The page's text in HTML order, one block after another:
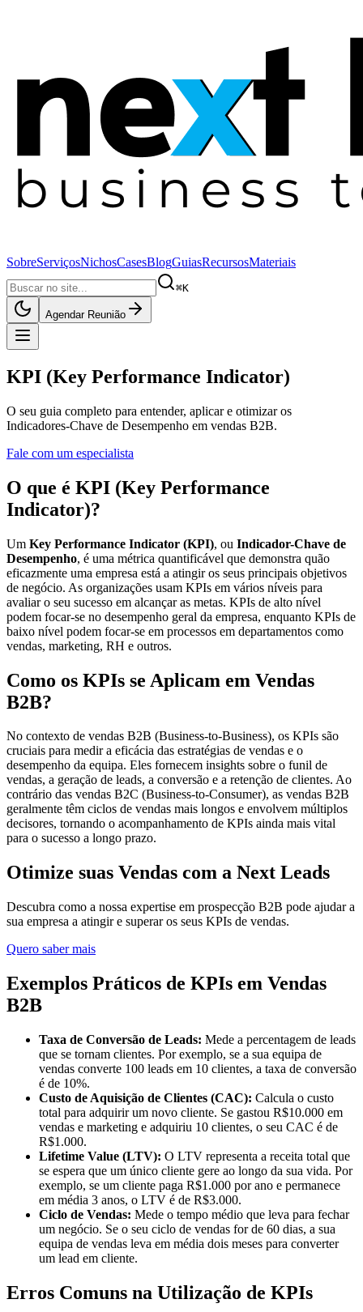
SobreServiçosNichosCasesBlogGuiasRecursosMateriais
⌘K
Agendar Reunião
KPI (Key Performance Indicator)
O seu guia completo para entender, aplicar e otimizar os
Indicadores-Chave de Desempenho em vendas B2B.
Fale com um especialista
O que é KPI (Key Performance
Indicator)?
Um Key Performance Indicator (KPI), ou Indicador-Chave de
Desempenho, é uma métrica quantificável que demonstra quão
eficazmente uma empresa está a atingir os seus principais objetivos
de negócio. As organizações usam KPIs em vários níveis para
avaliar o seu sucesso em alcançar as metas. KPIs de alto nível
podem focar-se no desempenho geral da empresa, enquanto KPIs de
baixo nível podem focar-se em processos em departamentos como
vendas, marketing, RH e outros.
Como os KPIs se Aplicam em Vendas
B2B?
No contexto de vendas B2B (Business-to-Business), os KPIs são
cruciais para medir a eficácia das estratégias de vendas e o
desempenho da equipa. Eles fornecem insights sobre o funil de
vendas, a geração de leads, a conversão e a retenção de clientes. Ao
contrário das vendas B2C (Business-to-Consumer), as vendas B2B
geralmente têm ciclos de vendas mais longos e envolvem múltiplos
decisores, tornando o acompanhamento de KPIs ainda mais vital
para o sucesso a longo prazo.
Otimize suas Vendas com a Next Leads
Descubra como a nossa expertise em prospecção B2B pode ajudar a
sua empresa a atingir e superar os seus KPIs de vendas.
Quero saber mais
Exemplos Práticos de KPIs em Vendas
B2B
Taxa de Conversão de Leads: Mede a percentagem de leads
que se tornam clientes. Por exemplo, se a sua equipa de
vendas converte 100 leads em 10 clientes, a taxa de conversão
é de 10%.
Custo de Aquisição de Clientes (CAC): Calcula o custo
total para adquirir um novo cliente. Se gastou R$10.000 em
vendas e marketing e adquiriu 10 clientes, o seu CAC é de
R$1.000.
Lifetime Value (LTV): O LTV representa a receita total que
se espera que um único cliente gere ao longo da sua vida. Por
exemplo, se um cliente paga R$1.000 por ano e permanece
em média 3 anos, o LTV é de R$3.000.
Ciclo de Vendas: Mede o tempo médio que leva para fechar
um negócio. Se o seu ciclo de vendas for de 60 dias, a sua
equipa de vendas leva em média dois meses para converter
um lead em cliente.
Erros Comuns na Utilização de KPIs